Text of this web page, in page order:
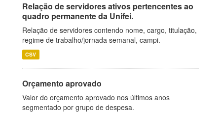
Relação de servidores ativos pertencentes ao
quadro permanente da Unifei.
Relação de servidores contendo nome, cargo, titulação,
regime de trabalho/jornada semanal, campi.
CSV
Orçamento aprovado
Valor do orçamento aprovado nos últimos anos
segmentado por grupo de despesa.